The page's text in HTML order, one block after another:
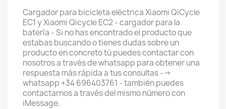
Cargador para bicicleta eléctrica Xiaomi QiCycle
EC1 y Xiaomi Qicycle EC2 - cargador para la
batería - Si no has encontrado el producto que
estabas buscando o tienes dudas sobre un
producto en concreto tú puedes contactar con
nosotros a través de whatsapp para obtener una
respuesta más rápida a tus consultas -->
whatsapp +34 696403761 - también puedes
contactarnos a través del mismo número con
iMessage.